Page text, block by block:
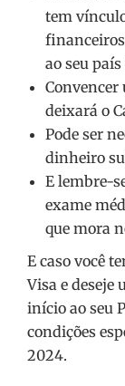
tem
ao seu
Convencer
deixará o
Pode ser
dinheiro
E lembre-
exame
que mora
E caso você
Visa e deseje
início ao seu
condições
2024.